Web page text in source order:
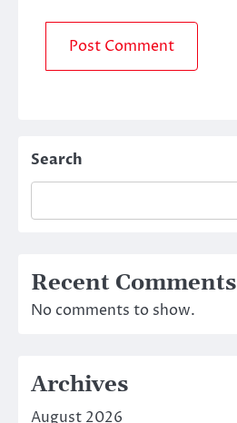
Search
Recent Comments
No comments to show.
Archives
August 2026